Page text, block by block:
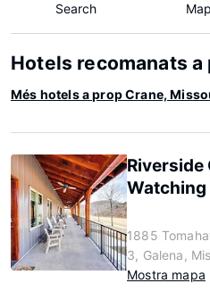
Search Map
Hotels recomanats
Més hotels a prop Crane,
Riverside
Watching
1885
3, Galena,
Mostra mapa